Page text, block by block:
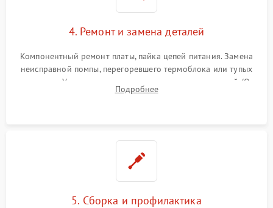
4. Ремонт и замена деталей
Компонентный ремонт платы, пайка цепей питания. Замена
неисправной помпы, перегоревшего термоблока или тупых
жерновов. Установка новых силиконовых уплотнителей (O-
ring) и тефлоновых трубок для надежного устранения
Подробнее
5. Сборка и профилактика